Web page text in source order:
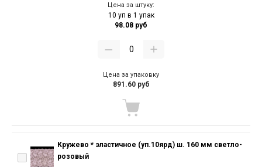
Цена за штуку:
10 уп в 1 упак
98.08 руб
Цена за упаковку
891.60 руб
Кружево * эластичное (уп.10ярд) ш. 160 мм светло-
розовый